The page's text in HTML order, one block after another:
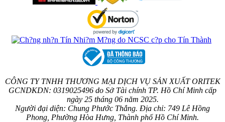
CÔNG TY TNHH THƯƠNG MẠI DỊCH VỤ SẢN XUẤT ORITEK
GCNDKDN: 0319025496 do Sở Tài chính TP. Hồ Chí Minh cấp
ngày 25 tháng 06 năm 2025.
Người đại diện: Chung Phước Thắng. Địa chỉ: 749 Lê Hồng
Phong, Phường Hòa Hưng, Thành phố Hồ Chí Minh.